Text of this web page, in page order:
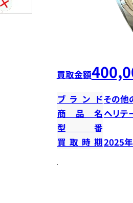
買取金額
ブランドその他
商品名 ヘリテ
型番
買取時期2025